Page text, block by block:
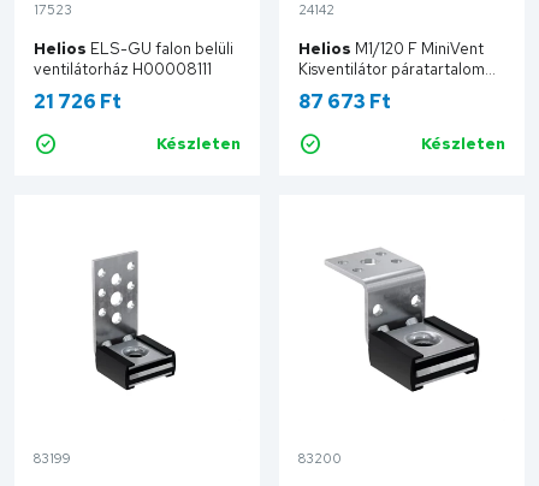
17523
Helios ELS-GU falon belüli
ventilátorház H00008111
21 726 Ft
Készleten
Kosárba
24142
Helios M1/120 F MiniVent
Kisventilátor páratartalom
érzékelős visszacsapó
szeleppel H00006364
87 673 Ft
Készleten
Kosárba
83199 83200